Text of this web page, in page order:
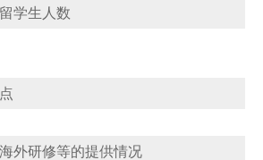
学生人数
外研修等的提供情况